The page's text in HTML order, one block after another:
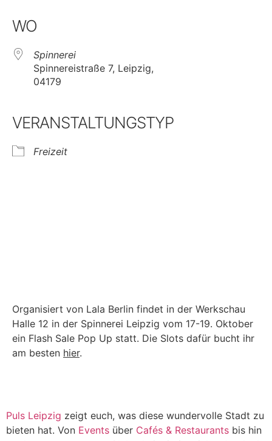
WO
Spinnerei
Spinnereistraße 7, Leipzig,
04179
VERANSTALTUNGSTYP
Freizeit
Organisiert von Lala Berlin findet in der Werkschau
Halle 12 in der Spinnerei Leipzig vom 17-19. Oktober
ein Flash Sale Pop Up statt. Die Slots dafür bucht ihr
am besten hier.
Puls Leipzig zeigt euch, was diese wundervolle Stadt zu
bieten hat. Von Events über Cafés & Restaurants bis hin